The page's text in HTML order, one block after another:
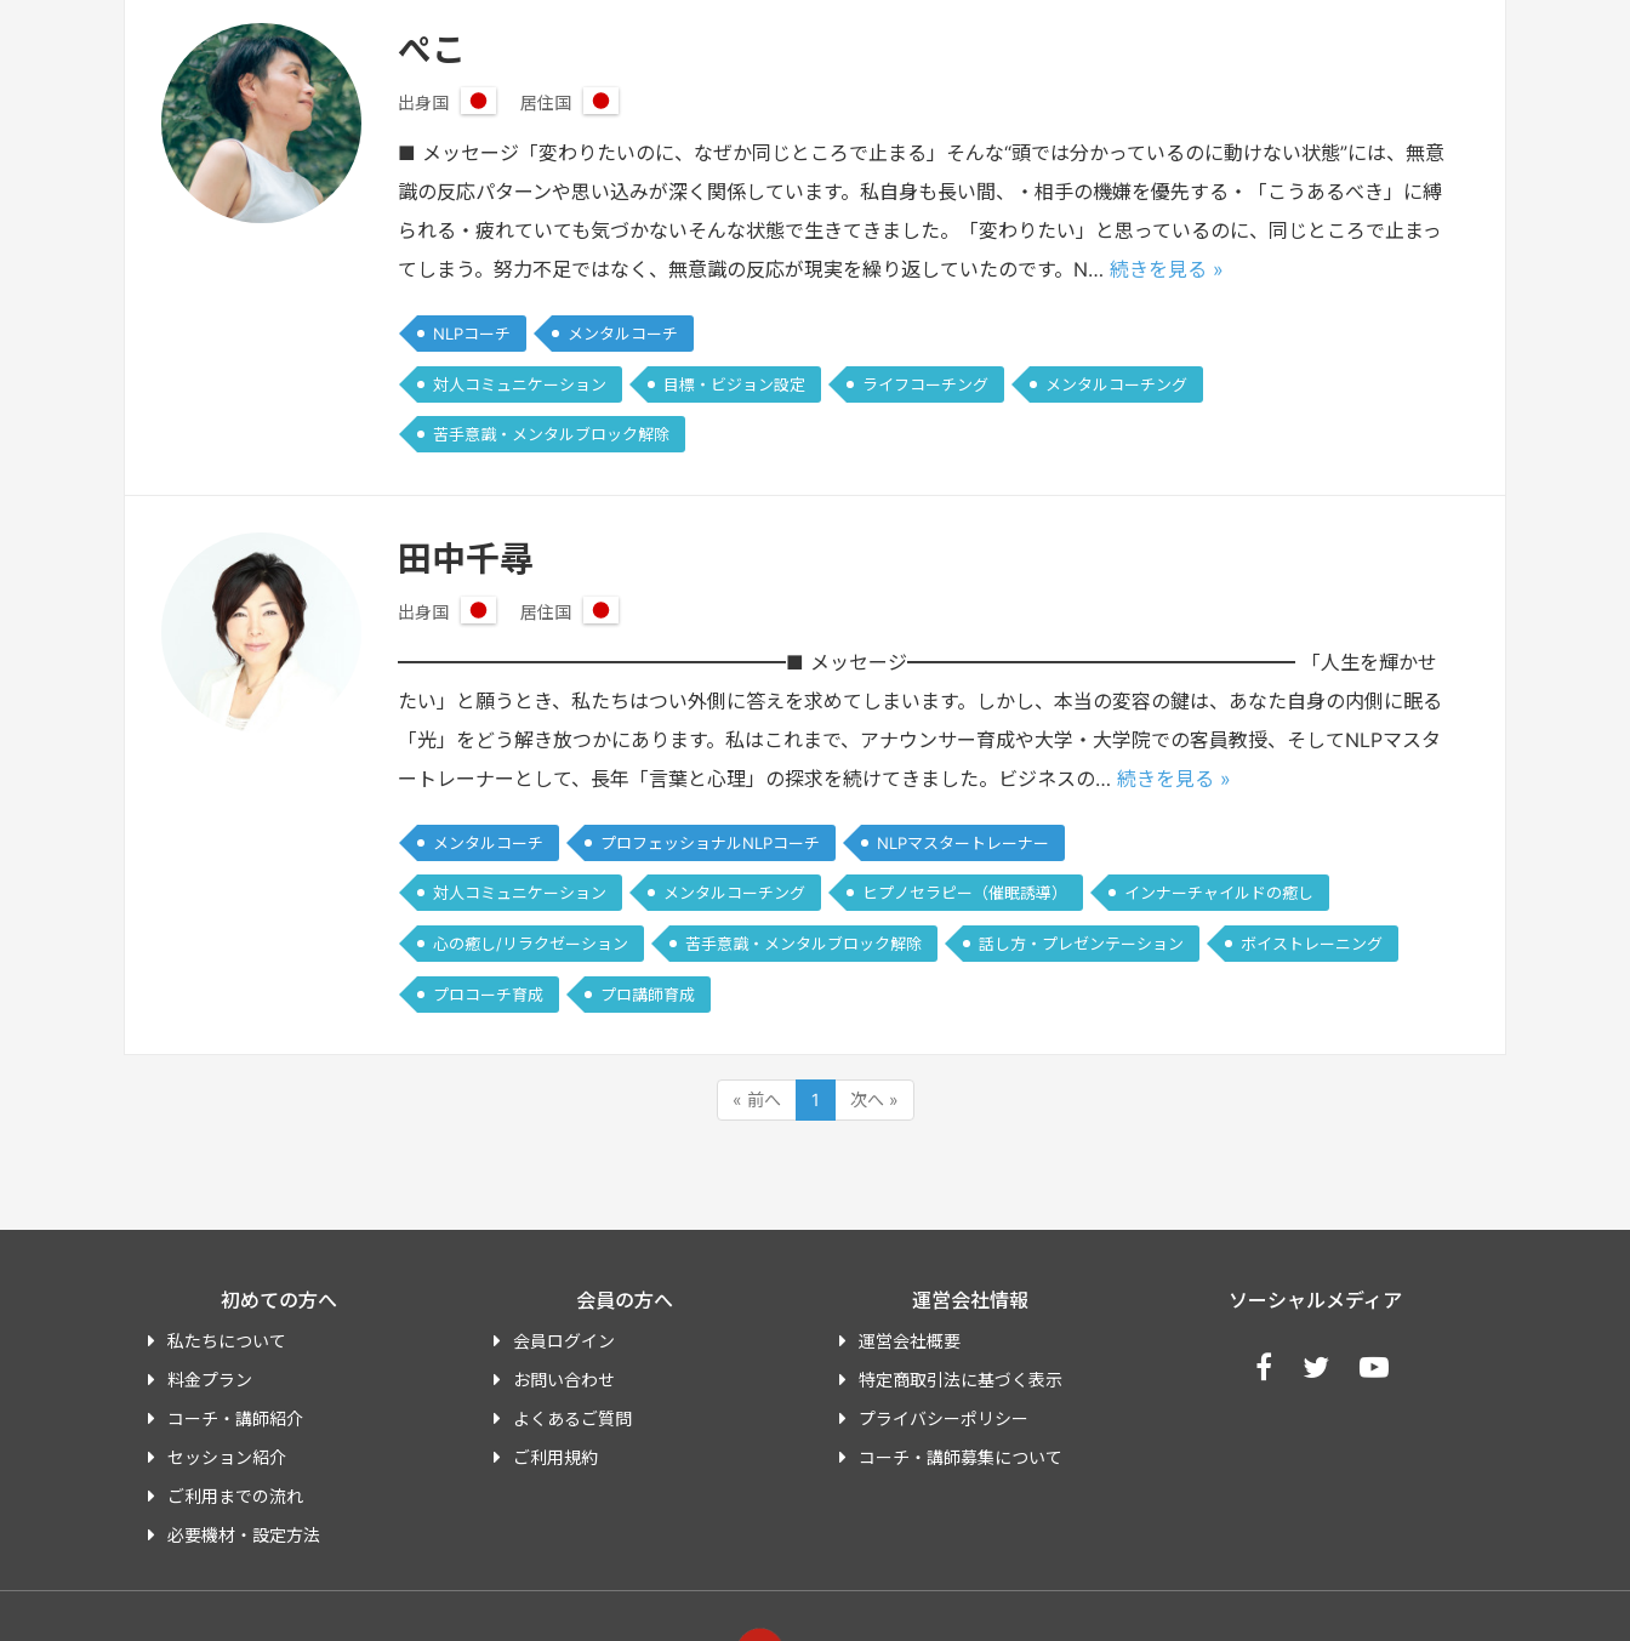
ぺこ
出身国
日
本
居住国
日
本
■ メッセージ「変わりたいのに、なぜか同じところで止まる」そんな“頭では分かっているのに動けない状態”には、無意
識の反応パターンや思い込みが深く関係しています。私自身も長い間、・相手の機嫌を優先する・「こうあるべき」に縛
られる・疲れていても気づかないそんな状態で生きてきました。「変わりたい」と思っているのに、同じところで止まっ
てしまう。努力不足ではなく、無意識の反応が現実を繰り返していたのです。N… 続きを見る »
NLPコーチ メンタルコーチ
対人コミュニケーション 目標・ビジョン設定 ライフコーチング メンタルコーチング
苦手意識・メンタルブロック解除
田中千尋
出身国
日
本
居住国
日
本
━━━━━━━━━━━━━━━━━━━━■ メッセージ━━━━━━━━━━━━━━━━━━━━ 「人生を輝かせ
たい」と願うとき、私たちはつい外側に答えを求めてしまいます。しかし、本当の変容の鍵は、あなた自身の内側に眠る
「光」をどう解き放つかにあります。私はこれまで、アナウンサー育成や大学・大学院での客員教授、そしてNLPマスタ
ートレーナーとして、長年「言葉と心理」の探求を続けてきました。ビジネスの… 続きを見る »
メンタルコーチ プロフェッショナルNLPコーチ NLPマスタートレーナー
対人コミュニケーション メンタルコーチング ヒプノセラピー（催眠誘導） インナーチャイルドの癒し
心の癒し/リラクゼーション 苦手意識・メンタルブロック解除 話し方・プレゼンテーション ボイストレーニング
プロコーチ育成 プロ講師育成
« 前へ 1 次へ »
初めての方へ
私たちについて
料金プラン
コーチ・講師紹介
セッション紹介
ご利用までの流れ
必要機材・設定方法
会員の方へ
会員ログイン
お問い合わせ
よくあるご質問
ご利用規約
運営会社情報
運営会社概要
特定商取引法に基づく表示
プライバシーポリシー
コーチ・講師募集について
ソーシャルメディア